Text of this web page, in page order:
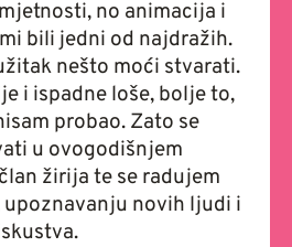
no animacija i
bili jedni od najdražih.
nešto moći stvarati.
i ispadne loše, bolje to,
probao. Zato se
u ovogodišnjem
žirija te se radujem
novih ljudi i